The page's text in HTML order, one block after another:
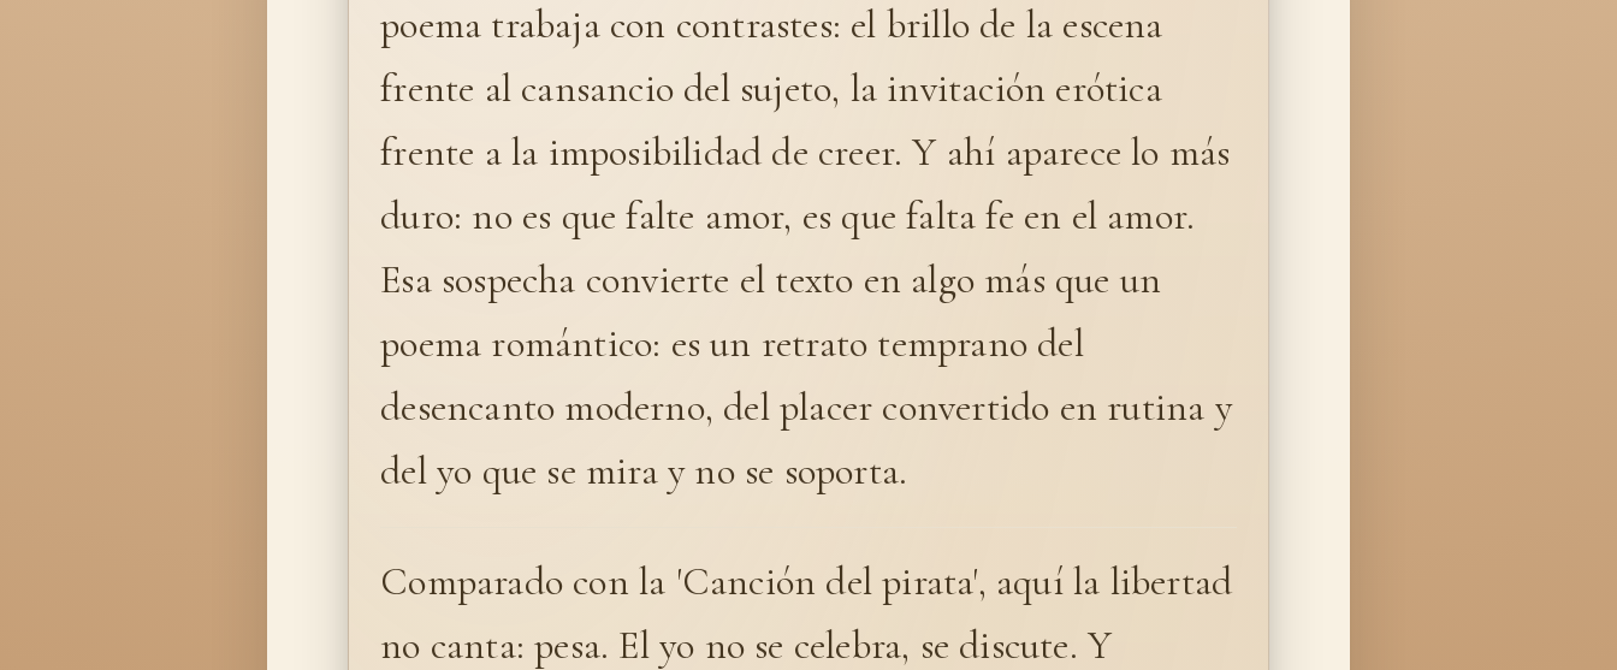
poema trabaja con contrastes: el brillo de la escena
frente al cansancio del sujeto, la invitación erótica
frente a la imposibilidad de creer. Y ahí aparece lo más
duro: no es que falte amor, es que falta fe en el amor.
Esa sospecha convierte el texto en algo más que un
poema romántico: es un retrato temprano del
desencanto moderno, del placer convertido en rutina y
del yo que se mira y no se soporta.
Comparado con la 'Canción del pirata', aquí la libertad
no canta: pesa. El yo no se celebra, se discute. Y